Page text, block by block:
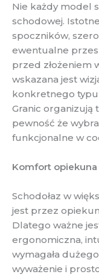
Nie każdy model
schodowej.
spoczników,
ewentualne
przed złożeniem
wskazana jest
konkretnego typu
Granic organizują
pewność że
funkcjonalne w
Komfort opiekuna
Schodołaz w
jest przez
Dlatego ważne
ergonomiczna,
wymagała
wyważenie i